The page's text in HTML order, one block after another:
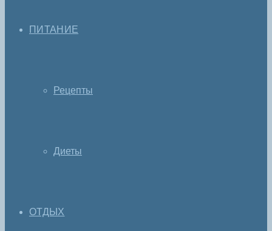
ПИТАНИЕ
Рецепты
Диеты
ОТДЫХ